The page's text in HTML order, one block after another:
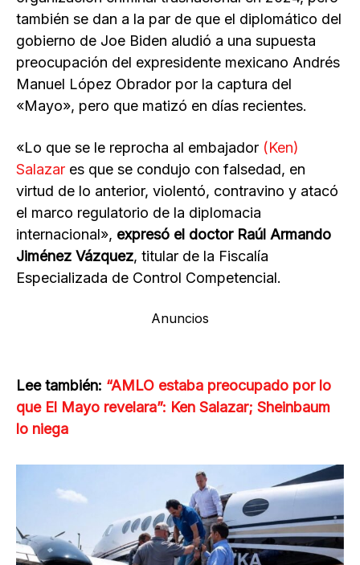
también se dan a la par de que el diplomático del
gobierno de Joe Biden aludió a una supuesta
preocupación del expresidente mexicano Andrés
Manuel López Obrador por la captura del
«Mayo», pero que matizó en días recientes.
«Lo que se le reprocha al embajador (Ken)
Salazar es que se condujo con falsedad, en
virtud de lo anterior, violentó, contravino y atacó
el marco regulatorio de la diplomacia
internacional», expresó el doctor Raúl Armando
Jiménez Vázquez, titular de la Fiscalía
Especializada de Control Competencial.
Anuncios
Lee también: “AMLO estaba preocupado por lo
que El Mayo revelara”: Ken Salazar; Sheinbaum
lo niega